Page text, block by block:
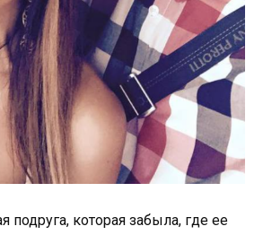
подруга, которая забыла, где ее